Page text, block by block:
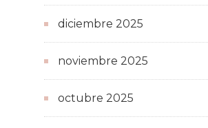
diciembre 2025
noviembre 2025
octubre 2025